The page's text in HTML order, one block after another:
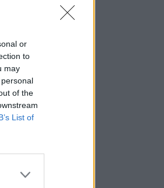
or
to
may
of the
List of